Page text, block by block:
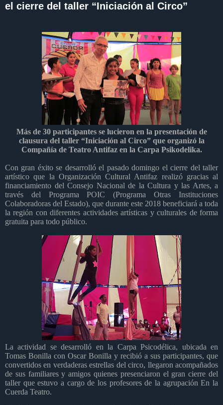
el cierre del taller “Iniciación al Circo”
Más de 30 participantes se lucieron en la presentación de
clausura del taller “Iniciación al Circo” que organizó la
Compañía de Teatro Antifaz en la Carpa Psikodelika.
Con gran éxito se desarrolló el pasado domingo el cierre del taller
artístico que la Organización Cultural Antifaz realizó gracias al
financiamiento del Consejo Nacional de la Cultura y las Artes, a
través del Programa POIC (Programa Otras Instituciones
Colaboradoras del Estado), que durante este 2018 beneficiará a toda
la región con diferentes actividades artísticas y culturales de forma
gratuita para todo público.
La actividad se desarrolló en la Carpa Psicodélica, ubicada en
Tomas Bonilla con Oscar Bonilla y recibió a sus participantes, que
convertidos en verdaderas estrellas del circo, llegaron acompañados
de sus familiares y amigos quienes presenciaron el gran cierre del
taller que estuvo a cargo de los profesores de la agrupación En la
Cuerda Teatro.